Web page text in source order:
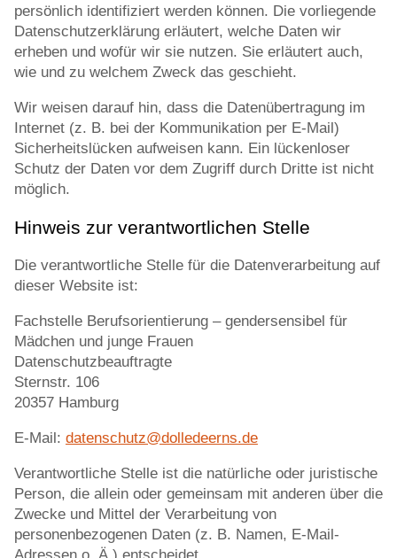
persönlich identifiziert werden können. Die vorliegende
Datenschutzerklärung erläutert, welche Daten wir
erheben und wofür wir sie nutzen. Sie erläutert auch,
wie und zu welchem Zweck das geschieht.
Wir weisen darauf hin, dass die Datenübertragung im
Internet (z. B. bei der Kommunikation per E-Mail)
Sicherheitslücken aufweisen kann. Ein lückenloser
Schutz der Daten vor dem Zugriff durch Dritte ist nicht
möglich.
Hinweis zur verantwortlichen Stelle
Die verantwortliche Stelle für die Datenverarbeitung auf
dieser Website ist:
Fachstelle Berufsorientierung – gendersensibel für
Mädchen und junge Frauen
Datenschutzbeauftragte
Sternstr. 106
20357 Hamburg
E-Mail: datenschutz@dolledeerns.de
Verantwortliche Stelle ist die natürliche oder juristische
Person, die allein oder gemeinsam mit anderen über die
Zwecke und Mittel der Verarbeitung von
personenbezogenen Daten (z. B. Namen, E-Mail-